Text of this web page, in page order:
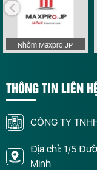
Nhôm Maxpro.JP
THÔNG TIN LIÊN
CÔNG TY
Địa chỉ: 1/5
Minh